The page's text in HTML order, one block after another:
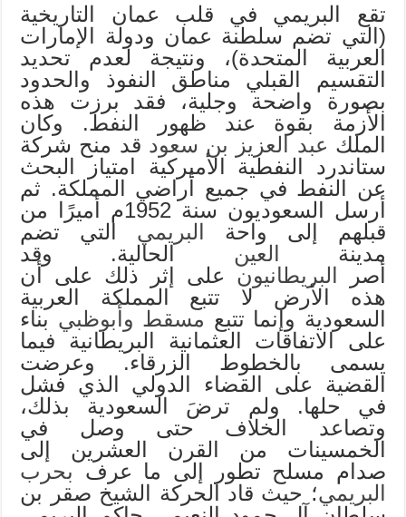
تقع البريمي في قلب عمان التاريخية
(التي تضم سلطنة عمان ودولة الإمارات
العربية المتحدة)، ونتيجة لعدم تحديد
التقسيم القبلي مناطق النفوذ والحدود
بصورة واضحة وجلية، فقد برزت هذه
الأزمة بقوة عند ظهور النفط. وكان
الملك عبد العزيز بن سعود قد منح شركة
ستاندرد النفطية الأميركية امتياز البحث
عن النفط في جميع أراضي المملكة. ثم
أرسل السعوديون سنة 1952م أميرًا من
قبلهم إلى واحة البريمي التي تضم
مدينة العين الحالية. وقد
أصر البريطانيون على إثر ذلك على أن
هذه الأرض لا تتبع المملكة العربية
السعودية وإنما تتبع مسقط وأبوظبي بناء
على الاتفاقات العثمانية البريطانية فيما
يسمى بالخطوط الزرقاء. وعرضت
القضية على القضاء الدولي الذي فشل
في حلها. ولم ترضَ السعودية بذلك،
وتصاعد الخلاف حتى وصل في
الخمسينات من القرن العشرين إلى
صدام مسلح تطور إلى ما عرفبحرب
البريمي؛ حيث قاد الحركة الشيخ صقر بن